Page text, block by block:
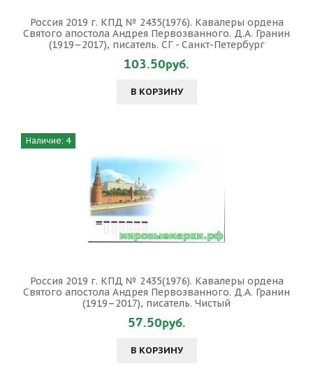
Россия 2019 г. КПД № 2435(1976). Кавалеры ордена
Святого апостола Андрея Первозванного. Д.А. Гранин
(1919–2017), писатель. СГ - Санкт-Петербург
103.50руб.
В КОРЗИНУ
Наличие: 4
Россия 2019 г. КПД № 2435(1976). Кавалеры ордена
Святого апостола Андрея Первозванного. Д.А. Гранин
(1919–2017), писатель. Чистый
57.50руб.
В КОРЗИНУ